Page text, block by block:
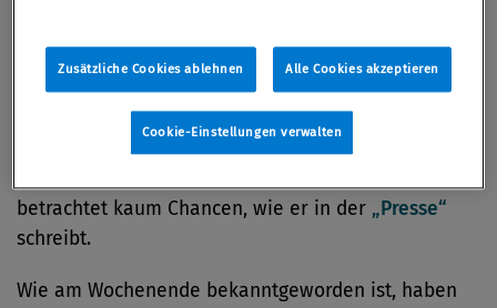
VW-Abgasaffäre
Die von zwei Grün-Politikern eingebrachte Anzeige
gegen den VW-Konzern hat nach Ansicht des
betrachtet kaum Chancen, wie er in der „Presse“
schreibt.
Wie am Wochenende bekanntgeworden ist, haben
Zusätzliche Cookies ablehnen Alle Cookies akzeptieren
Cookie-Einstellungen verwalten